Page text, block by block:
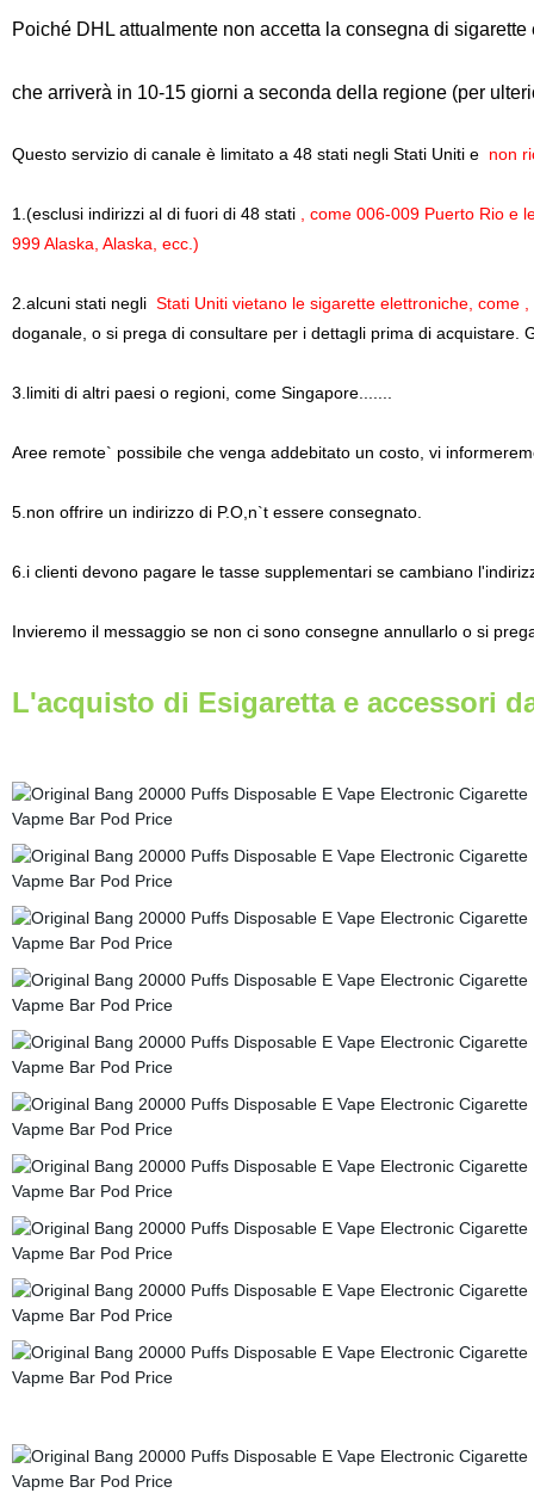
Poiché DHL attualmente non accetta la consegna di
che arriverà in 10-15 giorni a seconda della regione (per
Questo servizio di canale è limitato a 48 stati negli Stati Uniti e non
1.(esclusi indirizzi al di fuori di 48 stati
, come 006-009 Puerto Rio e
999 Alaska, Alaska, ecc.)
2.alcuni stati negli Stati Uniti vietano le sigarette elettroniche, come
doganale, o si prega di consultare per i dettagli prima di acquistare.
3.limiti di altri paesi o regioni, come Singapore.......
Aree remote` possibile che venga addebitato un costo, vi
5.non offrire un indirizzo di P.O,n`t essere consegnato.
6.i clienti devono pagare le tasse supplementari se cambiano
Invieremo il messaggio se non ci sono consegne annullarlo o si
L'acquisto di Esigaretta e accessori